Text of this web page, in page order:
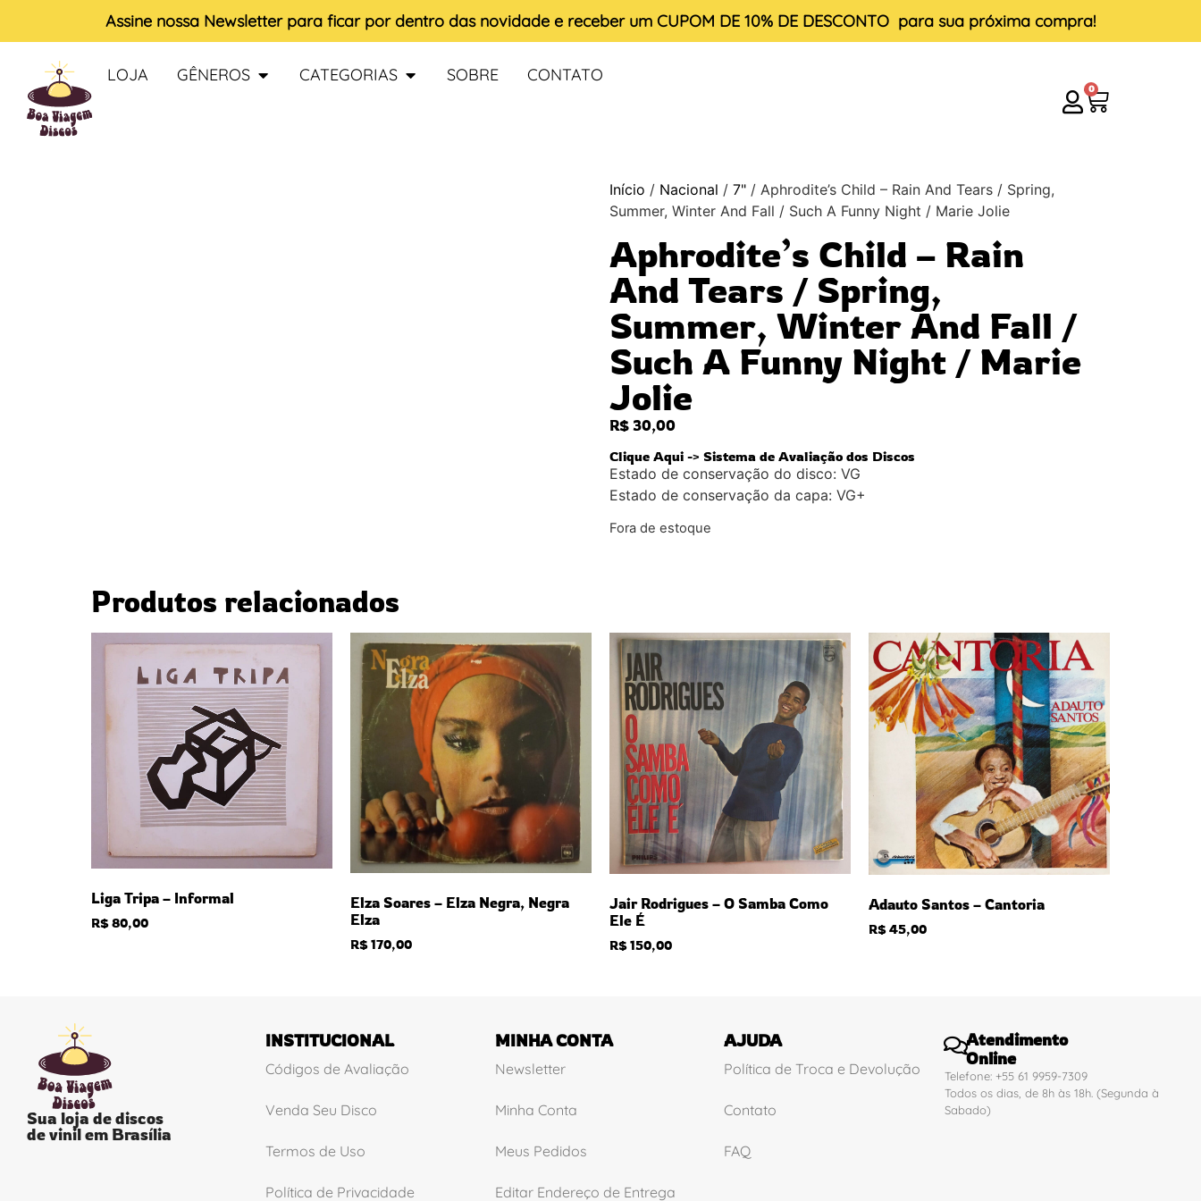
Assine nossa Newsletter para ficar por dentro das novidade e receber um CUPOM DE 10% DE DESCONTO para sua próxima compra!
LOJA GÊNEROS CATEGORIAS SOBRE CONTATO
0
Início / Nacional / 7" / Aphrodite’s Child – Rain And Tears / Spring,
Summer, Winter And Fall / Such A Funny Night / Marie Jolie
Aphrodite’s Child – Rain
And Tears / Spring,
Summer, Winter And Fall /
Such A Funny Night / Marie
Jolie
R$ 30,00
Clique Aqui -> Sistema de Avaliação dos Discos
Estado de conservação do disco: VG
Estado de conservação da capa: VG+
Fora de estoque
Produtos relacionados
Liga Tripa – Informal
R$80,00
Elza Soares – Elza Negra, Negra
Elza
R$170,00
Jair Rodrigues – O Samba Como
Ele É
R$150,00
Adauto Santos – Cantoria
R$45,00
Sua loja de discos
de vinil em Brasília
INSTITUCIONAL
Códigos de Avaliação
Venda Seu Disco
Termos de Uso
Política de Privacidade
MINHA CONTA
Newsletter
Minha Conta
Meus Pedidos
Editar Endereço de Entrega
AJUDA
Política de Troca e Devolução
Contato
FAQ
Atendimento
Online
Telefone: +55 61 9959-7309
Todos os dias, de 8h às 18h. (Segunda à
Sabado)